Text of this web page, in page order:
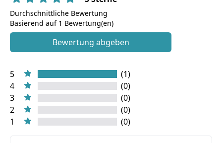
Durchschnittliche Bewertung
Basierend auf 1 Bewertung(en)
Bewertung abgeben
5
(1)
4
(0)
3
(0)
2
(0)
1
(0)